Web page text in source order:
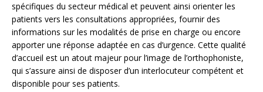
spécifiques du secteur médical et peuvent ainsi orienter les
patients vers les consultations appropriées, fournir des
informations sur les modalités de prise en charge ou encore
apporter une réponse adaptée en cas d’urgence. Cette qualité
d’accueil est un atout majeur pour l’image de l’orthophoniste,
qui s’assure ainsi de disposer d’un interlocuteur compétent et
disponible pour ses patients.